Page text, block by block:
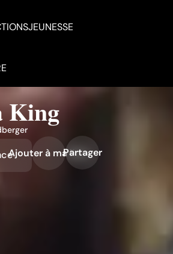
JEUNESSE
King
Ajouter à ma liste
Partager